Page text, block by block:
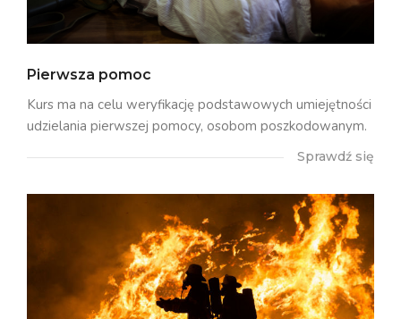
Pierwsza pomoc
Kurs ma na celu weryfikację podstawowych umiejętności
udzielania pierwszej pomocy, osobom poszkodowanym.
Sprawdź się